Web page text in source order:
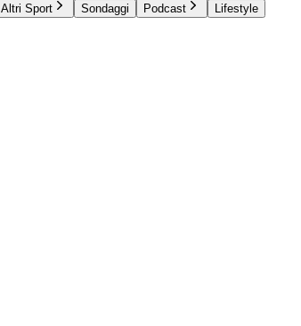
Altri Sport Sondaggi Podcast
Lifestyle